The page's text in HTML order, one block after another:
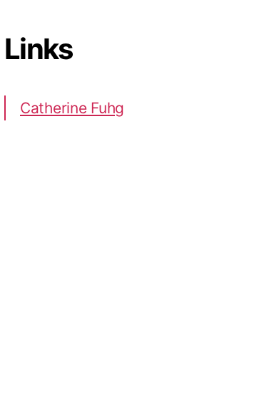
Links
Catherine Fuhg